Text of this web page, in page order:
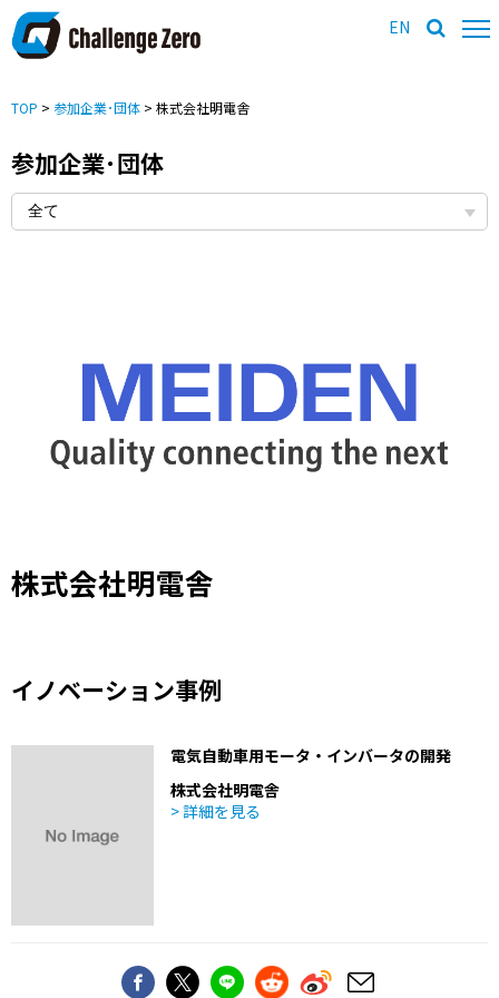
EN
TOP > 参加企業･団体 > 株式会社明電舎
参加企業･団体
株式会社明電舎
イノベーション事例
電気自動車用モータ・インバータの開発
株式会社明電舎
> 詳細を見る